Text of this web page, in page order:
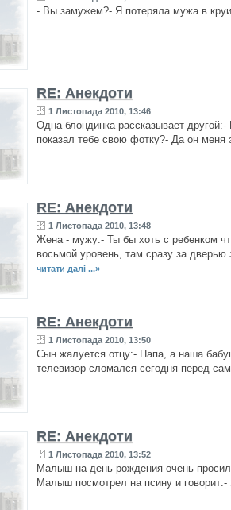
- Вы замужем?- Я потеряла мужа в
RE: Анекдоти
1 Листопада 2010, 13:46
Одна блондинка рассказывает
показал тебе свою фотку?- Да он
RE: Анекдоти
1 Листопада 2010, 13:48
Жена - мужу:- Ты бы хоть с ребенком
восьмой уровень, там сразу за дверью
читати далі ...»
RE: Анекдоти
1 Листопада 2010, 13:50
Сын жалуется отцу:- Папа, а наша
телевизор сломался сегодня перед
RE: Анекдоти
1 Листопада 2010, 13:52
Малыш на день рождения очень
Малыш посмотрел на псину и